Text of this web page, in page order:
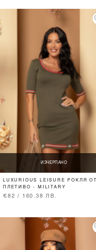
ИЗЧЕРПАНО
LUXURIOUS LEISURE РОКЛЯ ОТ
ПЛЕТИВО - MILITARY
€82 / 160.38 ЛВ.